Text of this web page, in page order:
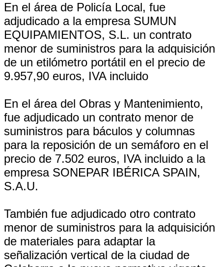
En el área de Policía Local, fue
adjudicado a la empresa SUMUN
EQUIPAMIENTOS, S.L. un contrato
menor de suministros para la adquisición
de un etilómetro portátil en el precio de
9.957,90 euros, IVA incluido
En el área del Obras y Mantenimiento,
fue adjudicado un contrato menor de
suministros para báculos y columnas
para la reposición de un semáforo en el
precio de 7.502 euros, IVA incluido a la
empresa SONEPAR IBÉRICA SPAIN,
S.A.U.
También fue adjudicado otro contrato
menor de suministros para la adquisición
de materiales para adaptar la
señalización vertical de la ciudad de